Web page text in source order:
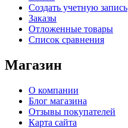
Создать учетную запись
Заказы
Отложенные товары
Список сравнения
Магазин
О компании
Блог магазина
Отзывы покупателей
Карта сайта